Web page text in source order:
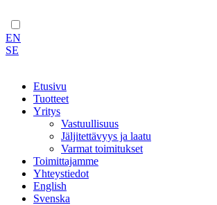
EN
SE
Etusivu
Tuotteet
Yritys
Vastuullisuus
Jäljitettävyys ja laatu
Varmat toimitukset
Toimittajamme
Yhteystiedot
English
Svenska